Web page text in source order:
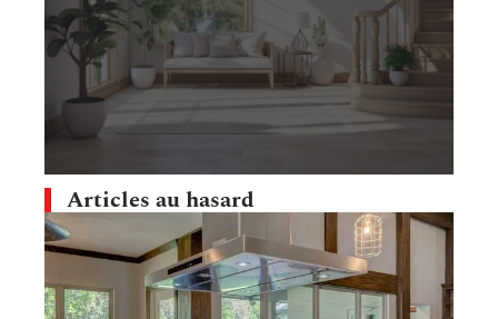
Articles au hasard